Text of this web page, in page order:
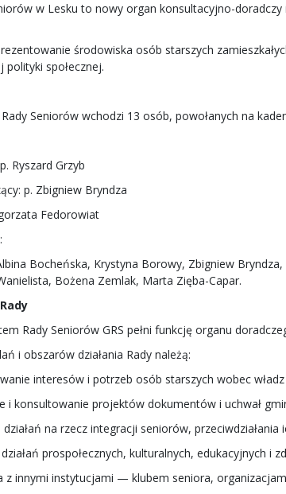
w Lesku to nowy organ konsultacyjno-
środowiska osób starszych
społecznej.
Seniorów wchodzi 13 osób, powołanych na
Ryszard Grzyb
p. Zbigniew Bryndza
Fedorowiat
Bocheńska, Krystyna Borowy, Zbigniew
Bożena Zemlak, Marta Zięba-Capar.
Rady Seniorów GRS pełni funkcję organu
i obszarów działania Rady należą:
interesów i potrzeb osób starszych wobec
i konsultowanie projektów dokumentów i uchwał
na rzecz integracji seniorów,
prospołecznych, kulturalnych, edukacyjnych i
z innymi instytucjami — klubem seniora,